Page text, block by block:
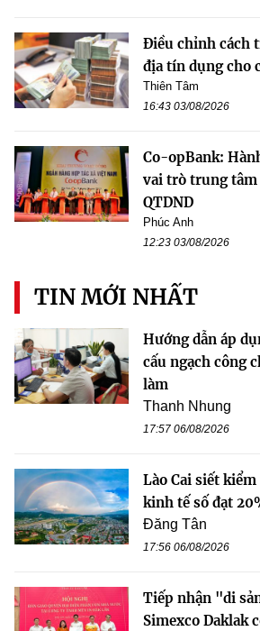
Điều chỉnh cách
địa tín dụng cho
Thiên Tâm
16:43 03/08/2026
Co-opBank:
vai trò trung tâm
QTDND
Phúc Anh
12:23 03/08/2026
TIN MỚI NHẤT
Hướng dẫn áp
cấu ngạch công
làm
Thanh Nhung
17:57 06/08/2026
Lào Cai siết
kinh tế số đạt
Đăng Tân
17:56 06/08/2026
Tiếp nhận "di
Simexco Daklak